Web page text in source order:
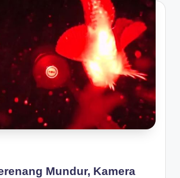
Mundur, Kamera